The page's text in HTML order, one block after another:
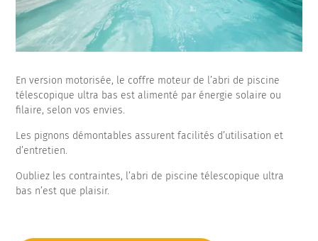
En version motorisée, le coffre moteur de l’abri de piscine
télescopique ultra bas est alimenté par énergie solaire ou
filaire, selon vos envies.
Les pignons démontables assurent facilités d’utilisation et
d’entretien.
Oubliez les contraintes, l’abri de piscine télescopique ultra
bas n’est que plaisir.